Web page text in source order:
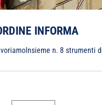
INFORMA
n. 8 strumenti